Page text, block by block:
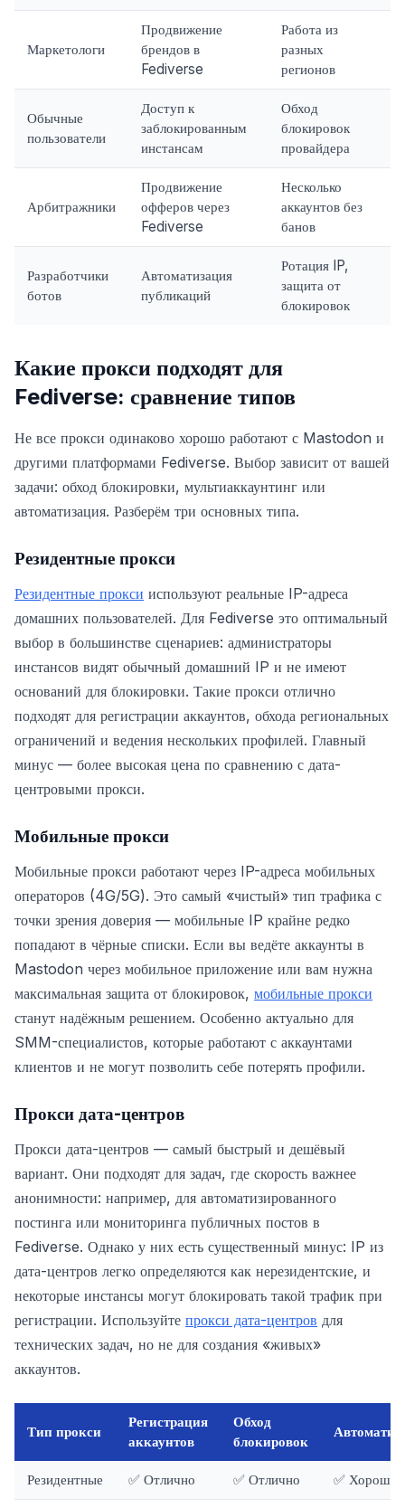
Маркетологи
Продвижение
брендов в
Fediverse
Работа из
разных
регионов
Обычные
пользователи
Доступ к
заблокированным
инстансам
Обход
блокировок
провайдера
Арбитражники
Продвижение
офферов через
Fediverse
Несколько
аккаунтов без
банов
Разработчики
ботов
Автоматизация
публикаций
Ротация IP,
защита от
блокировок
Какие прокси подходят для
Fediverse: сравнение типов
Не все прокси одинаково хорошо работают с Mastodon и
другими платформами Fediverse. Выбор зависит от вашей
задачи: обход блокировки, мультиаккаунтинг или
автоматизация. Разберём три основных типа.
Резидентные прокси
Резидентные прокси используют реальные IP-адреса
домашних пользователей. Для Fediverse это оптимальный
выбор в большинстве сценариев: администраторы
инстансов видят обычный домашний IP и не имеют
оснований для блокировки. Такие прокси отлично
подходят для регистрации аккаунтов, обхода региональных
ограничений и ведения нескольких профилей. Главный
минус — более высокая цена по сравнению с дата-
центровыми прокси.
Мобильные прокси
Мобильные прокси работают через IP-адреса мобильных
операторов (4G/5G). Это самый «чистый» тип трафика с
точки зрения доверия — мобильные IP крайне редко
попадают в чёрные списки. Если вы ведёте аккаунты в
Mastodon через мобильное приложение или вам нужна
максимальная защита от блокировок, мобильные прокси
станут надёжным решением. Особенно актуально для
SMM-специалистов, которые работают с аккаунтами
клиентов и не могут позволить себе потерять профили.
Прокси дата-центров
Прокси дата-центров — самый быстрый и дешёвый
вариант. Они подходят для задач, где скорость важнее
анонимности: например, для автоматизированного
постинга или мониторинга публичных постов в
Fediverse. Однако у них есть существенный минус: IP из
дата-центров легко определяются как нерезидентские, и
некоторые инстансы могут блокировать такой трафик при
регистрации. Используйте прокси дата-центров для
технических задач, но не для создания «живых»
аккаунтов.
Тип прокси
Регистрация
аккаунтов
Обход
блокировок
Резидентные ✅ Отлично ✅ Отлично ✅ Хорошо